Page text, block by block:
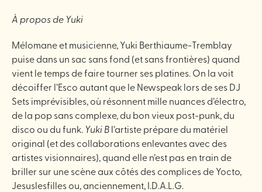
À propos de Yuki
Mélomane et musicienne, Yuki Berthiaume-Tremblay
puise dans un sac sans fond (et sans frontières) quand
vient le temps de faire tourner ses platines. On la voit
décoiffer l’Esco autant que le Newspeak lors de ses DJ
Sets imprévisibles, où résonnent mille nuances d’électro,
de la pop sans complexe, du bon vieux post-punk, du
disco ou du funk. Yuki Bl’artiste prépare du matériel
original (et des collaborations enlevantes avec des
artistes visionnaires), quand elle n’est pas en train de
briller sur une scène aux côtés des complices de Yocto,
Jesuslesfilles ou, anciennement, I.D.A.L.G.